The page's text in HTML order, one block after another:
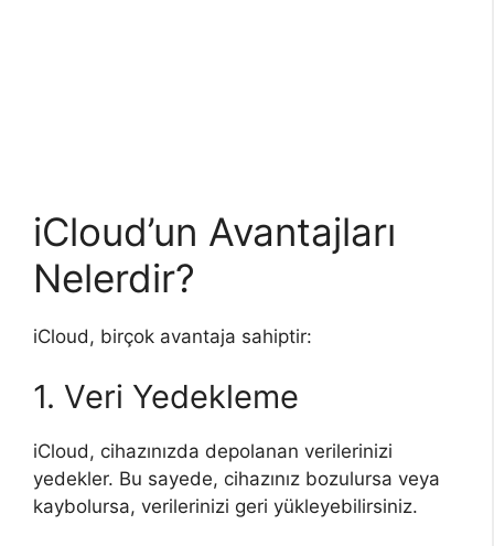
iCloud’un Avantajları
Nelerdir?
iCloud, birçok avantaja sahiptir:
1. Veri Yedekleme
iCloud, cihazınızda depolanan verilerinizi
yedekler. Bu sayede, cihazınız bozulursa veya
kaybolursa, verilerinizi geri yükleyebilirsiniz.